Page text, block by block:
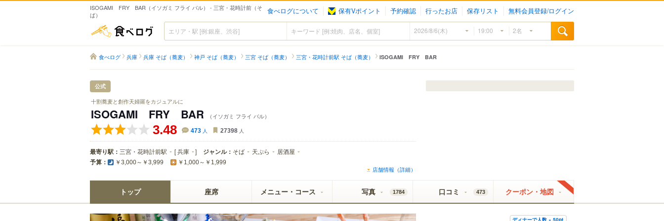
ISOGAMI FRY BAR（イソガミ フライ バル） - 三宮・花時計前（そ
ば）
食べログについて 保有Vポイント 予約確認 行ったお店 保存リスト 無料会員登録/ログイン
食べログ
食べログ 兵庫 兵庫 そば（蕎麦） 神戸 そば（蕎麦） 三宮 そば（蕎麦） 三宮・花時計前駅 そば（蕎麦） ISOGAMI FRY BAR
公式
十割蕎麦と創作天婦羅をカジュアルに
ISOGAMI FRY BAR （イソガミ フライ バル）
3.48 473 人 27398 人
最寄り駅： 三宮・花時計前駅 [兵庫 ] ジャンル： そば 天ぷら 居酒屋
予算： ￥3,000～￥3,999 ￥1,000～￥1,999
店舗情報（詳細）
トップ 座席 メニュー・コース 写真 1784 口コミ 473 クーポン・地図
ディナーで人数 × 50pt